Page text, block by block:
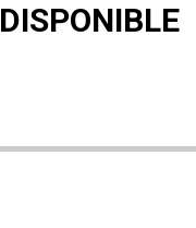
DISPONIBLE